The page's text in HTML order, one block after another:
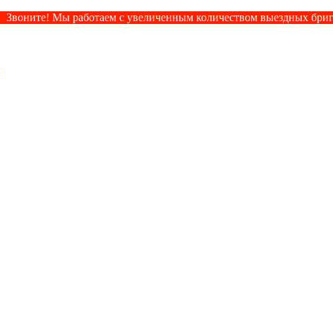
Звоните! Мы работаем с увеличенным количеством выездных